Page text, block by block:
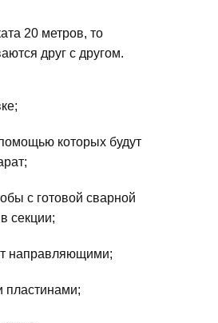
20 метров, то
друг с другом.
которых будут
с готовой сварной
секции;
направляющими;
пластинами;